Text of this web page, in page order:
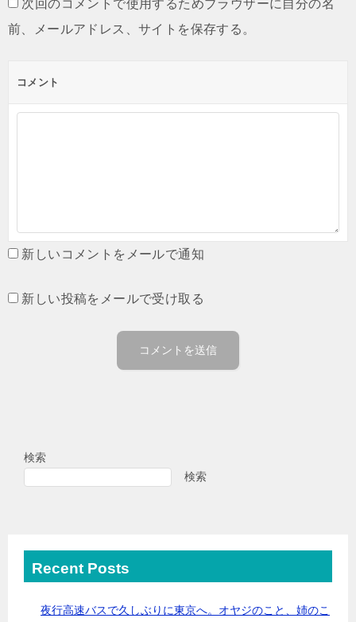
次回のコメントで使用するためブラウザーに自分の名
前、メールアドレス、サイトを保存する。
コメント
新しいコメントをメールで通知
新しい投稿をメールで受け取る
検索
検索
Recent Posts
夜行高速バスで久しぶりに東京へ。オヤジのこと、姉のこ